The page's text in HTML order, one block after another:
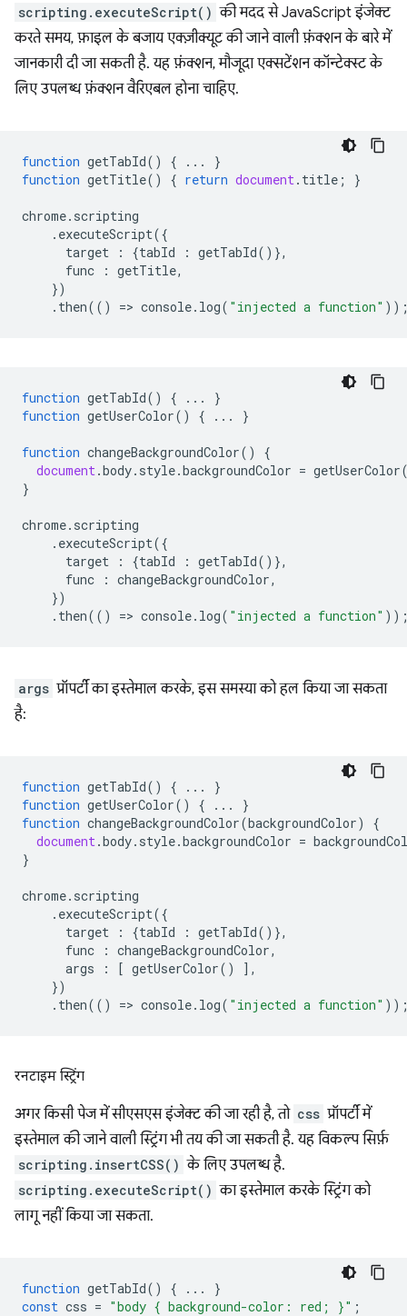
scripting.executeScript() की मदद से JavaScript इंजेक्ट
करते समय, फ़ाइल के बजाय एक्ज़ीक्यूट की जाने वाली फ़ंक्शन के बारे में
जानकारी दी जा सकती है. यह फ़ंक्शन, मौजूदा एक्सटेंशन कॉन्टेक्स्ट के
लिए उपलब्ध फ़ंक्शन वैरिएबल होना चाहिए.
function getTabId() { ...
}
function getTitle() { return document. title ; }
chrome. scripting
. executeScript({
target
: {tabId : getTabId()},
func
: getTitle,
})
. then(() => console. log( "injected a function"
function getTabId() { ...
}
function getUserColor() { ... }
function changeBackgroundColor()
{
document.body. style.backgroundColor = getUserColor
}
chrome. scripting
. executeScript({
target
: {tabId : getTabId()},
func
: changeBackgroundColor,
})
. then(() => console. log( "injected a function"
args प्रॉपर्टी का इस्तेमाल करके, इस समस्या को हल किया जा सकता
है:
function getTabId() { ...
}
function getUserColor() { ...
}
function changeBackgroundColor(backgroundColor)
{
document.body. style.backgroundColor =
}
chrome. scripting
. executeScript({
target
: {tabId : getTabId()},
func
: changeBackgroundColor,
args
: [ getUserColor()
],
})
. then(() => console. log( "injected a function"
रनटाइम स्ट्रिंग
अगर किसी पेज में सीएसएस इंजेक्ट की जा रही है, तो css प्रॉपर्टी में
इस्तेमाल की जाने वाली स्ट्रिंग भी तय की जा सकती है. यह विकल्प सिर्फ़
scripting.insertCSS() के लिए उपलब्ध है.
scripting.executeScript() का इस्तेमाल करके स्ट्रिंग को
लागू नहीं किया जा सकता.
function getTabId() { ...
}
const css = "body { background-color: red; }" ;